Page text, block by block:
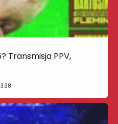
Transmisja PPV,